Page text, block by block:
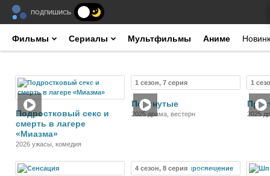
ПОДПИШИСЬ
Фильмы Сериалы Мультфильмы Аниме
Фильм
Подростковый секс и
смерть в лагере
«Миазма»
2026 ужасы, комедия
1 сезон, 7 серия
Покинутые
2025 драма, вестерн
1
2025
4 сезон, 8 серия Сериал